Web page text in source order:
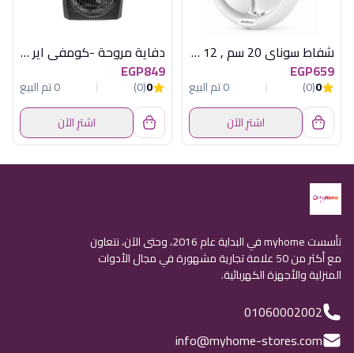
شفاط سوناي 20 سم , 12 وات MAR-80GL
EGP659
0
(0)
0 تم البيع
اشترِ الآن
دفاية مروحة -كومفي اير ,1000/2000 وات, ٢مستوي حرارة , مروحة ،اسود MAR-909
EGP849
0
(0)
0 تم البيع
اشترِ الآن
تأسست myhome في البداية عام 2016، وحتى الآن، نتعاون
مع أكثر من 50 علامة تجارية مشهورة في مجال الأدوات
المنزلية والأجهزة الكهربائية.
01060002002
info@myhome-stores.com